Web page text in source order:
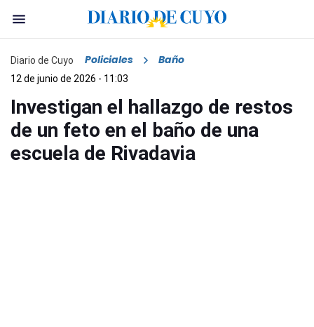
Diario de Cuyo Policiales Baño
12 de junio de 2026 - 11:03
Investigan el hallazgo de restos
de un feto en el baño de una
escuela de Rivadavia